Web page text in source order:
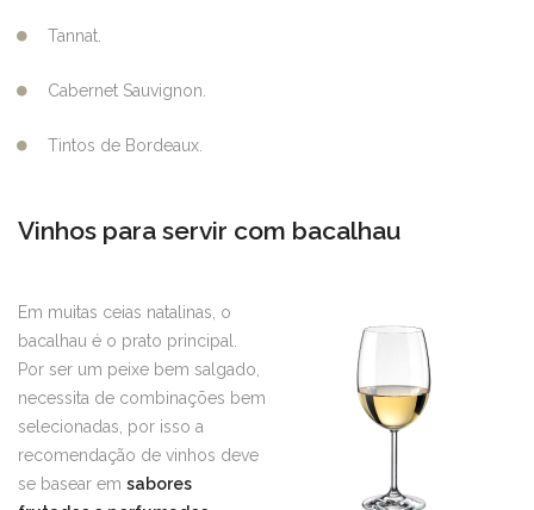
Tannat.
Cabernet Sauvignon.
Tintos de Bordeaux.
Vinhos para servir com bacalhau
Em muitas ceias natalinas, o
bacalhau é o prato principal.
Por ser um peixe bem salgado,
necessita de combinações bem
selecionadas, por isso a
recomendação de vinhos deve
se basear em sabores